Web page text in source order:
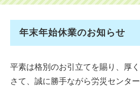
お問い合わせ
年末年始休業のお知らせ
平素は格別のお引立てを賜り、厚
さて、誠に勝手ながら労災センタ